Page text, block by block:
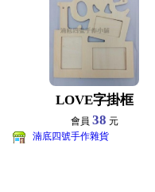
LOVE字掛框
會員 38 元
湳底四號手作雜貨